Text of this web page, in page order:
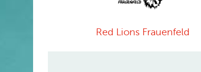
Red Lions Frauenfeld